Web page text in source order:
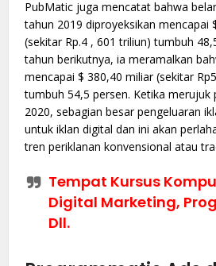
PubMatic juga mencatat bahwa
tahun 2019 diproyeksikan mencapai
(sekitar Rp.4 , 601 triliun) tumbuh
tahun berikutnya, ia meramalkan
mencapai $ 380,40 miliar (sekitar
tumbuh 54,5 persen. Ketika merujuk
2020, sebagian besar pengeluaran
untuk iklan digital dan ini akan
tren periklanan konvensional atau
Tempat Kursus
Digital Marketing,
Dll.